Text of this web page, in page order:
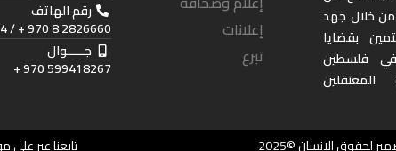
حقوق الانسان تأسست عام 1993 من خلال جهد
بقضايا
في فلسطين
إعلانات
تبرع
رقم الهاتف
2826660 8 970 + / 28863654 8 970 +
جـــــوال
599418267 970 +
الانسان ©2025 تابعنا عبر على